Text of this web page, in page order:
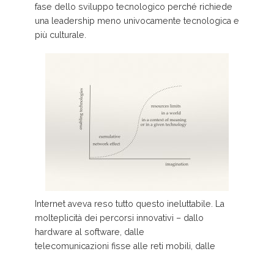
fase dello sviluppo tecnologico perché richiede
una leadership meno univocamente tecnologica e
più culturale.
Internet aveva reso tutto questo ineluttabile. La
molteplicità dei percorsi innovativi – dallo
hardware al software, dalle
telecomunicazioni fisse alle reti mobili, dalle